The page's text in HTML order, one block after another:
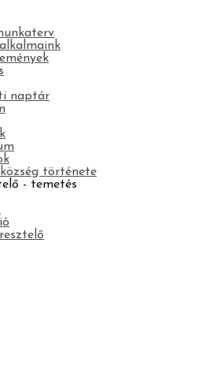
naptár
története
- temetés